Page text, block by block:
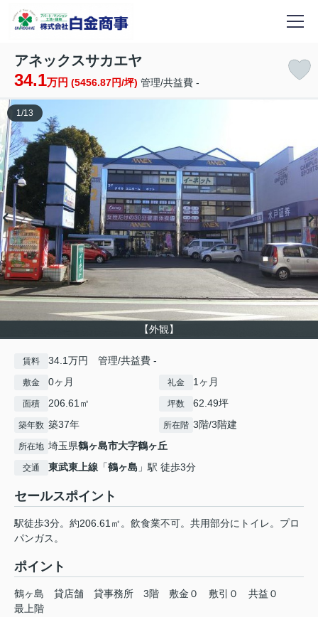
アネックスサカエヤ
34.1万円 (5456.87円/坪) 管理/共益費 -
【外観】
1 /13
賃料 34.1万円 管理/共益費 -
敷金 0ヶ月 礼金 1ヶ月
面積 206.61㎡ 坪数 62.49坪
築年数 築37年 所在階 3階/3階建
所在地 埼玉県鶴ヶ島市大字鶴ヶ丘
交通 東武東上線 「鶴ヶ島 」駅 徒歩3分
セールスポイント
駅徒歩3分。約206.61㎡。飲食業不可。共用部分にトイレ。プロ
パンガス。
ポイント
鶴ヶ島 貸店舗 貸事務所 3階 敷金０ 敷引０
共益０
最上階